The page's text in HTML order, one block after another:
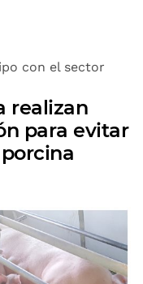
con el sector
realizan
para evitar